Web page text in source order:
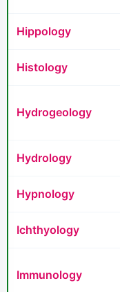
Hippology
Histology
Hydrogeology
Hydrology
Hypnology
Ichthyology
Immunology